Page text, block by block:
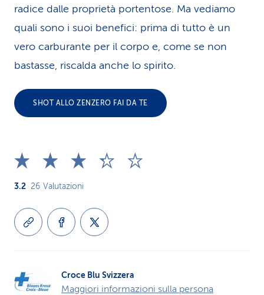
radice dalle proprietà portentose. Ma vediamo
quali sono i suoi benefici: prima di tutto è un
vero carburante per il corpo e, come se non
bastasse, riscalda anche lo spirito.
SHOT ALLO ZENZERO FAI DA TE
3.2 26 Valutazioni
Croce Blu Svizzera
Maggiori informazioni sulla persona